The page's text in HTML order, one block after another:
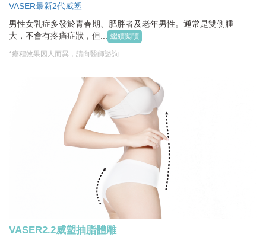
VASER最新2代威塑
男性女乳症多發於青春期、肥胖者及老年男性。通常是雙側腫
大，不會有疼痛症狀，但... 繼續閱讀
*療程效果因人而異，請向醫師諮詢
VASER2.2威塑抽脂體雕